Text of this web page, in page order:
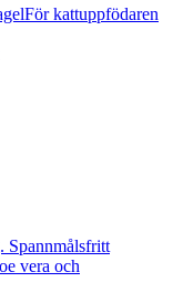
För kattuppfödaren